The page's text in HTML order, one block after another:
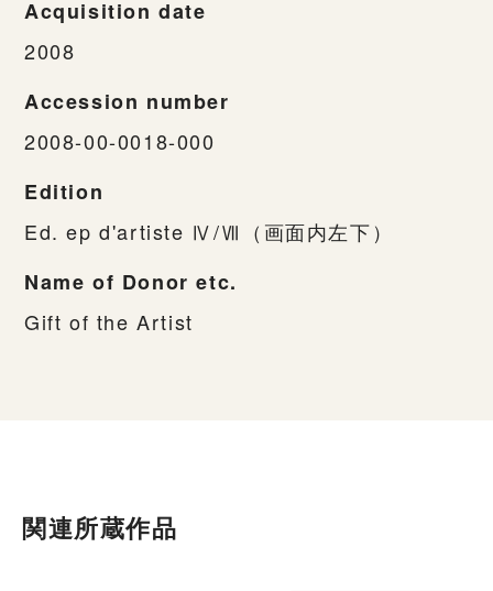
Acquisition date
2008
Accession number
2008-00-0018-000
Edition
Ed. ep d'artiste Ⅳ/Ⅶ（画面内左下）
Name of Donor etc.
Gift of the Artist
関連所蔵作品